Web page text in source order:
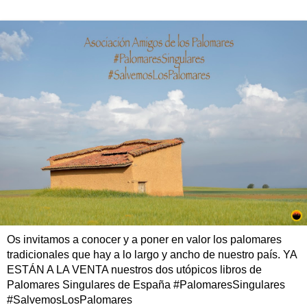
Os invitamos a conocer y a poner en valor los palomares
tradicionales que hay a lo largo y ancho de nuestro país. YA
ESTÁN A LA VENTA nuestros dos utópicos libros de
Palomares Singulares de España #PalomaresSingulares
#SalvemosLosPalomares